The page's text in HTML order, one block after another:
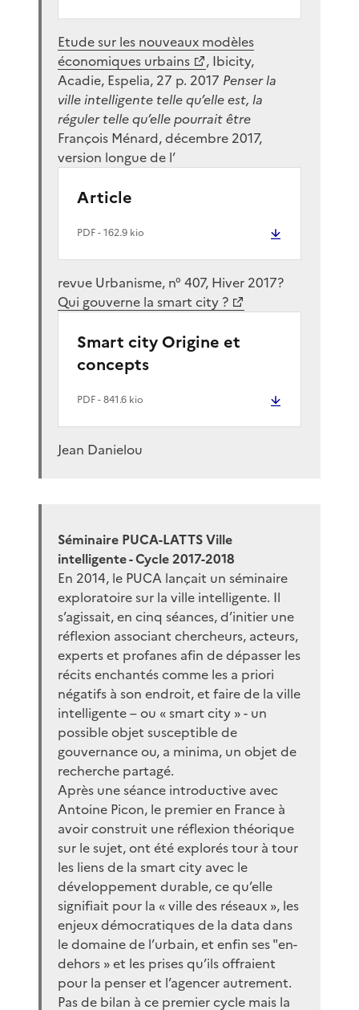
Etude sur les nouveaux modèles
économiques urbains
, Ibicity,
Acadie, Espelia, 27 p. 2017 Penser la
ville intelligente telle qu’elle est, la
réguler telle qu’elle pourrait être
François Ménard, décembre 2017,
version longue de l’
Article
PDF- 162.9 kio
revue Urbanisme, n° 407, Hiver 2017?
Qui gouverne la smart city ?
Smart city Origine et
concepts
PDF- 841.6 kio
Jean Danielou
Séminaire PUCA-LATTS Ville
intelligente - Cycle 2017-2018
En 2014, le PUCA lançait un séminaire
exploratoire sur la ville intelligente. Il
s’agissait, en cinq séances, d’initier une
réflexion associant chercheurs, acteurs,
experts et profanes afin de dépasser les
récits enchantés comme les a priori
négatifs à son endroit, et faire de la ville
intelligente – ou « smart city » - un
possible objet susceptible de
gouvernance ou, a minima, un objet de
recherche partagé.
Après une séance introductive avec
Antoine Picon, le premier en France à
avoir construit une réflexion théorique
sur le sujet, ont été explorés tour à tour
les liens de la smart city avec le
développement durable, ce qu’elle
signifiait pour la « ville des réseaux », les
enjeux démocratiques de la data dans
le domaine de l’urbain, et enfin ses "en-
dehors » et les prises qu’ils offraient
pour la penser et l’agencer autrement.
Pas de bilan à ce premier cycle mais la